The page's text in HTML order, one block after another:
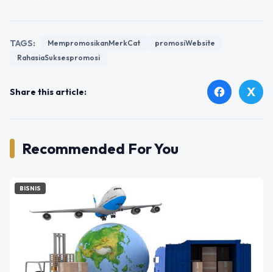
TAGS: MempromosikanMerkCat
promosiWebsite
RahasiaSuksespromosi
Share this article: facebook X
Recommended For You
BISNIS